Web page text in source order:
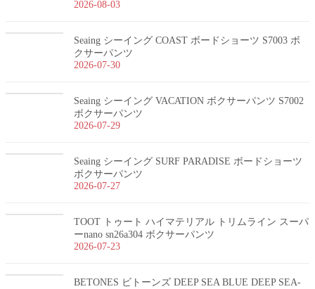
2026-08-03
Seaing シーイング COAST ボードショーツ S7003 ボ
クサーパンツ
2026-07-30
Seaing シーイング VACATION ボクサーパンツ S7002
ボクサーパンツ
2026-07-29
Seaing シーイング SURF PARADISE ボードショーツ
ボクサーパンツ
2026-07-27
TOOT トゥート ハイマテリアル トリムライン スーパ
ーnano sn26a304 ボクサーパンツ
2026-07-23
BETONES ビトーンズ DEEP SEA BLUE DEEP SEA-